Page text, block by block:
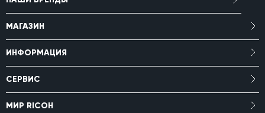
МАГАЗИН
ИНФОРМАЦИЯ
СЕРВИС
МИР RICOH